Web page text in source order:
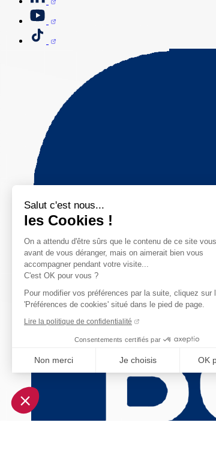
Salut c'est nous...
les Cookies !
On a attendu d'être sûrs que le contenu de ce site
avant de vous déranger, mais on aimerait bien vous
accompagner pendant votre visite...
C'est OK pour vous ?
Pour modifier vos préférences par la suite, cliquez sur
'Préférences de cookies' situé dans le pied de page.
Lire la politique de confidentialité
Consentements certifiés par
Non merci Je choisis OK
Plateforme de Gestion du Consentement :
Notre plateforme vous permet d'adapter et de